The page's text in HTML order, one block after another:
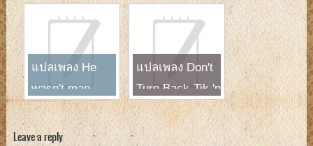
Like That-
Westlife
แปลเพลง He
wasn't man
enough-Toni
Braxton
แปลเพลง Don't
Turn Back-Tik 'n
Tak
Leave a reply